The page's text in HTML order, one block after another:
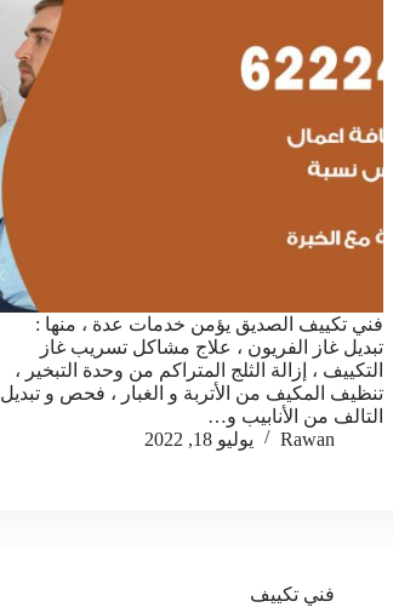
فني تكييف الصديق يؤمن خدمات عدة ، منها :
تبديل غاز الفريون ، علاج مشاكل تسريب غاز
التكييف ، إزالة الثلج المتراكم من وحدة التبخير ،
تنظيف المكيف من الأتربة و الغبار ، فحص و تبديل
التالف من الأنابيب و…
Rawan
يوليو 18, 2022
فني تكييف